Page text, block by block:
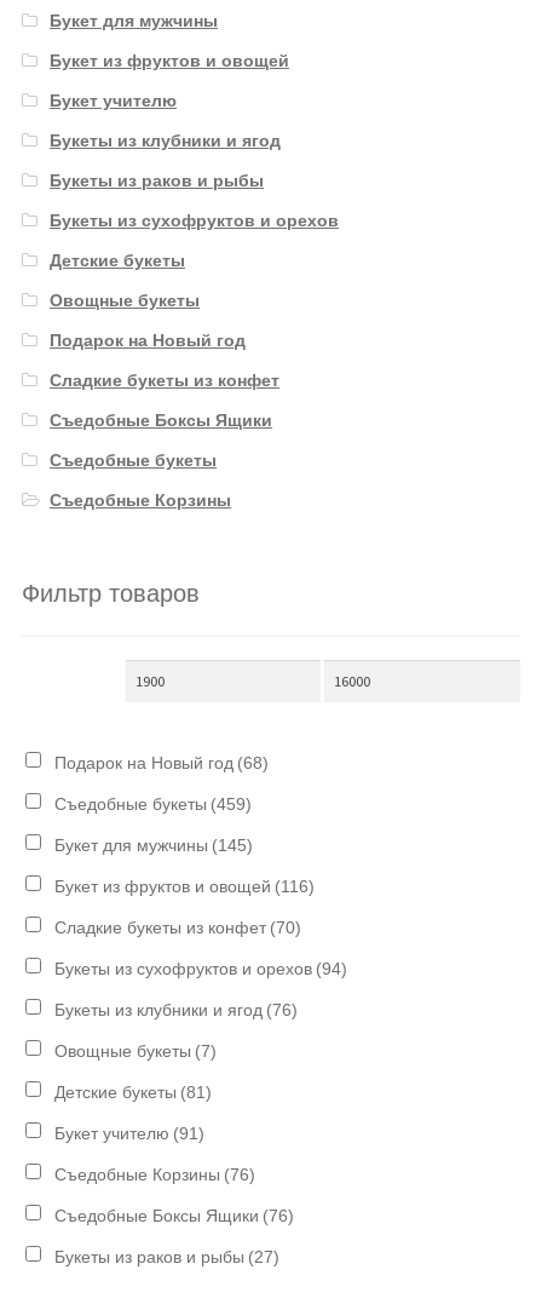
Букет для мужчины
Букет из фруктов и овощей
Букет учителю
Букеты из клубники и ягод
Букеты из раков и рыбы
Букеты из сухофруктов и орехов
Детские букеты
Овощные букеты
Подарок на Новый год
Сладкие букеты из конфет
Съедобные Боксы Ящики
Съедобные букеты
Съедобные Корзины
Фильтр товаров
Подарок на Новый год (68)
Съедобные букеты (459)
Букет для мужчины (145)
Букет из фруктов и овощей (116)
Сладкие букеты из конфет (70)
Букеты из сухофруктов и орехов (94)
Букеты из клубники и ягод (76)
Овощные букеты (7)
Детские букеты (81)
Букет учителю (91)
Съедобные Корзины (76)
Съедобные Боксы Ящики (76)
Букеты из раков и рыбы (27)